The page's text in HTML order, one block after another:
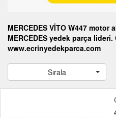
MERCEDES VİTO W447 motor
MERCEDES yedek parça
www.ecrinyedekparca.com
Sırala